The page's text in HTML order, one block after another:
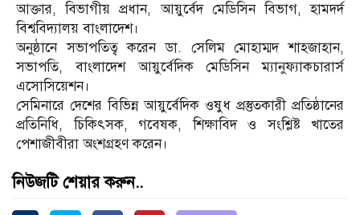
আক্তার, বিভাগীয় প্রধান, আয়ুর্বেদ মেডিসিন বিভাগ, হামদর্দ
বিশ্ববিদ্যালয় বাংলাদেশ।
অনুষ্ঠানে সভাপতিত্ব করেন ডা. সেলিম মোহাম্মদ শাহজাহান,
সভাপতি, বাংলাদেশ আয়ুর্বেদিক মেডিসিন ম্যানুফ্যাকচারার্স
এসোসিয়েশন।
সেমিনারে দেশের বিভিন্ন আয়ুর্বেদিক ওষুধ প্রস্তুতকারী প্রতিষ্ঠানের
প্রতিনিধি, চিকিৎসক, গবেষক, শিক্ষাবিদ ও সংশ্লিষ্ট খাতের
পেশাজীবীরা অংশগ্রহণ করেন।
নিউজটি শেয়ার করুন..